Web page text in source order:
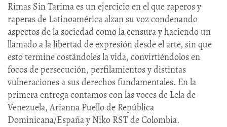
Rimas Sin Tarima es un ejercicio en el que raperos y
raperas de Latinoamérica alzan su voz condenando
aspectos de la sociedad como la censura y haciendo un
llamado a la libertad de expresión desde el arte, sin que
esto termine costándoles la vida, convirtiéndolos en
focos de persecución, perfilamientos y distintas
vulneraciones a sus derechos fundamentales. En la
primera entrega contamos con las voces de Lela de
Venezuela, Arianna Puello de República
Dominicana/España y Niko RST de Colombia.